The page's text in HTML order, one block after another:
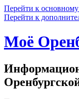
Перейти к
Перейти к
Моё